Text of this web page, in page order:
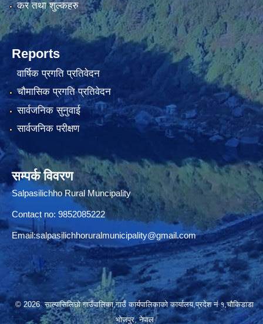
कर तथा शुल्कहरु
Reports
वार्षिक प्रगति प्रतिवेदन
चौमासिक प्रगति प्रतिवेदन
सार्वजनिक सुनुवाई
सार्वजनिक परीक्षण
सम्पर्क विवरण
Salpasilichho Rural Muncipality
Contact no: 9852085222
Email:salpasilichhoruralmunicipality@gmail.com
© 2026 साल्पासिलिछो गाउँपालिका,गाउँ कार्यपालिकाको कार्यालय,प्रदेश नं १,चौकिडाडा
भोजपुर, नेपाल